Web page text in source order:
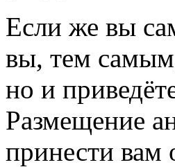
Если же вы
вы, тем
но и
Размещение
принести